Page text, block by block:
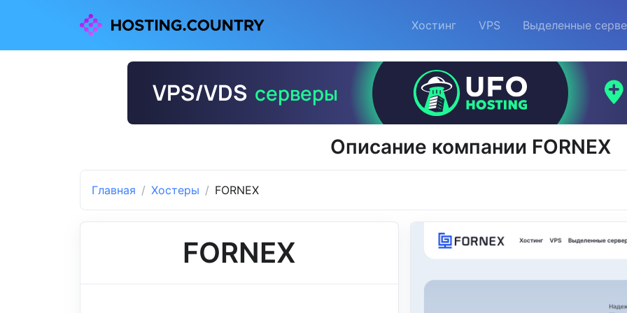
Хостинг VPS Выделенные
Описание компании FORNEX
Главная Хостеры FORNEX
FORNEX